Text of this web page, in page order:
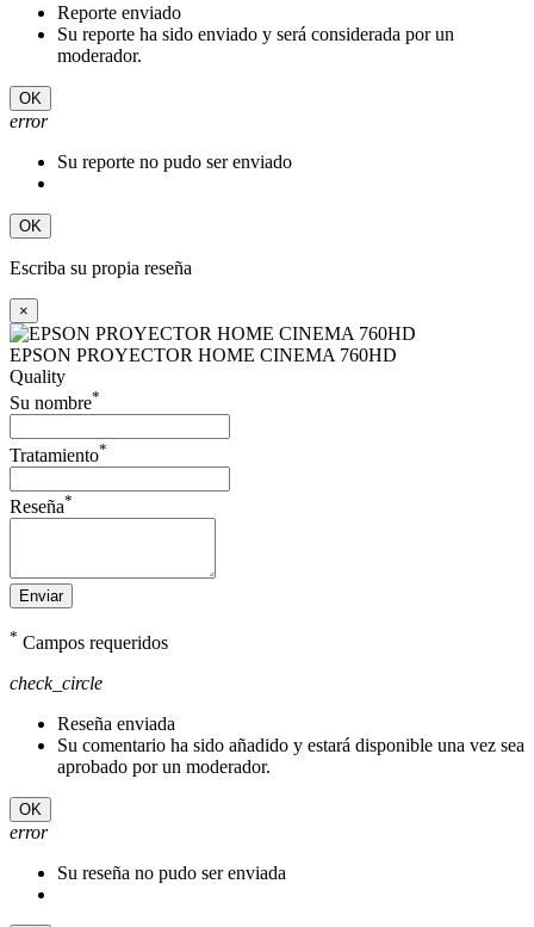
Reporte enviado
Su reporte ha sido enviado y será considerada por un
moderador.
OK
error
Su reporte no pudo ser enviado
OK
Escriba su propia reseña
×
EPSON PROYECTOR HOME CINEMA 760HD
Quality
Su nombre*
Tratamiento*
Reseña*
Enviar
* Campos requeridos
check_circle
Reseña enviada
Su comentario ha sido añadido y estará disponible una vez sea
aprobado por un moderador.
OK
error
Su reseña no pudo ser enviada